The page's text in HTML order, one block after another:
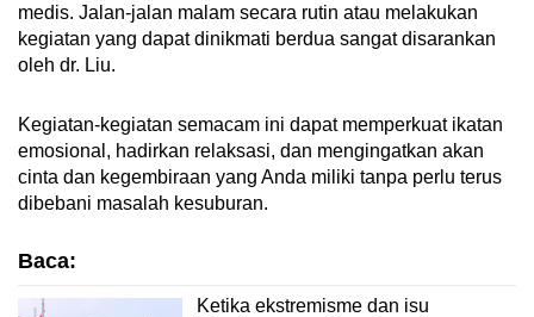
medis. Jalan-jalan malam secara rutin atau melakukan
kegiatan yang dapat dinikmati berdua sangat disarankan
oleh dr. Liu.
Kegiatan-kegiatan semacam ini dapat memperkuat ikatan
emosional, hadirkan relaksasi, dan mengingatkan akan
cinta dan kegembiraan yang Anda miliki tanpa perlu terus
dibebani masalah kesuburan.
Baca:
Ketika ekstremisme dan isu